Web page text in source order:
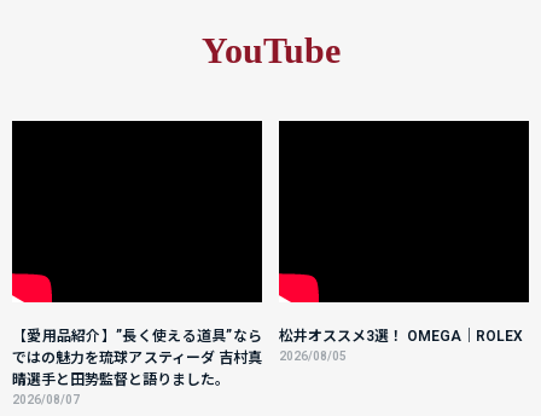
YouTube
【愛用品紹介】”長く使える道具”なら
ではの魅力を琉球アスティーダ 吉村真
晴選手と田㔟監督と語りました。
2026/08/07
松井オススメ3選！ OMEGA｜ROLEX
2026/08/05